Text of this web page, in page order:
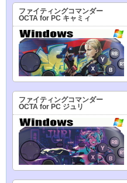
ファイティングコマンダー
OCTA for PC キャミィ
ファイティングコマンダー
OCTA for PC ジュリ